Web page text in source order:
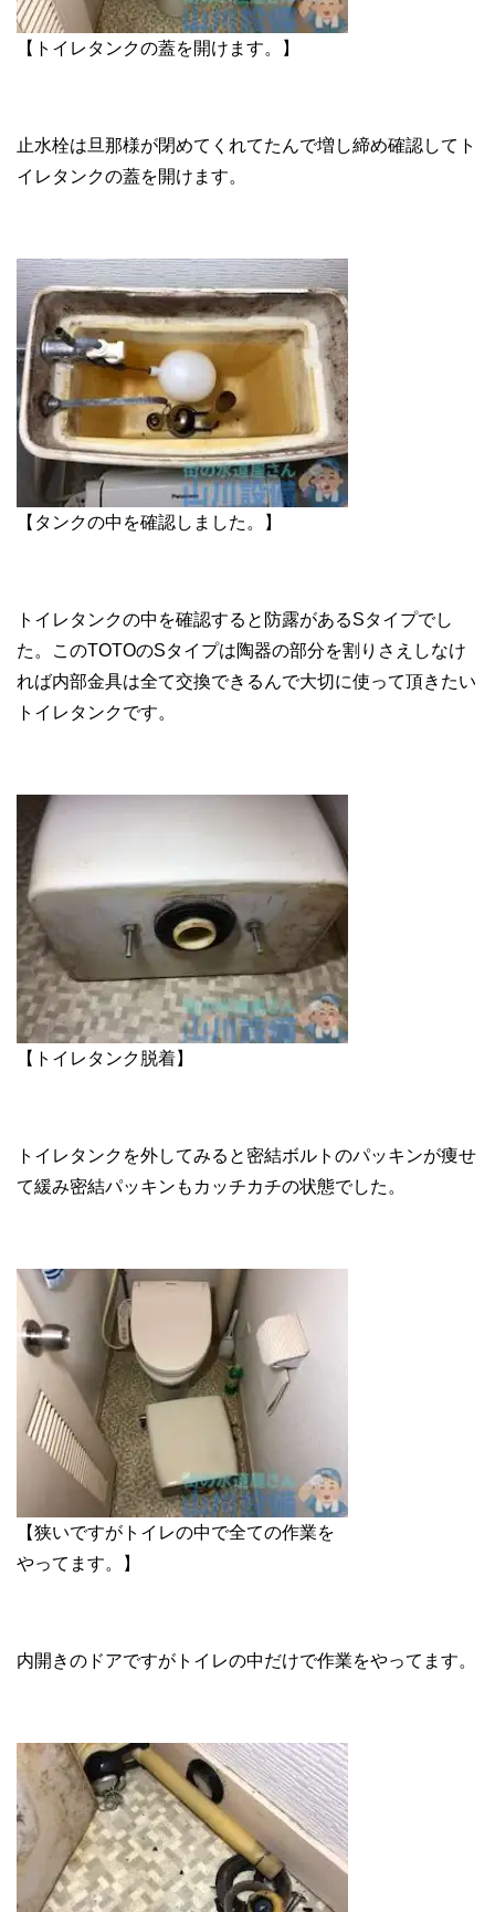
【トイレタンクの蓋を開けます。】
止水栓は旦那様が閉めてくれてたんで増し締め確認してト
イレタンクの蓋を開けます。
【タンクの中を確認しました。】
トイレタンクの中を確認すると防露があるSタイプでし
た。このTOTOのSタイプは陶器の部分を割りさえしなけ
れば内部金具は全て交換できるんで大切に使って頂きたい
トイレタンクです。
【トイレタンク脱着】
トイレタンクを外してみると密結ボルトのパッキンが痩せ
て緩み密結パッキンもカッチカチの状態でした。
【狭いですがトイレの中で全ての作業を
やってます。】
内開きのドアですがトイレの中だけで作業をやってます。